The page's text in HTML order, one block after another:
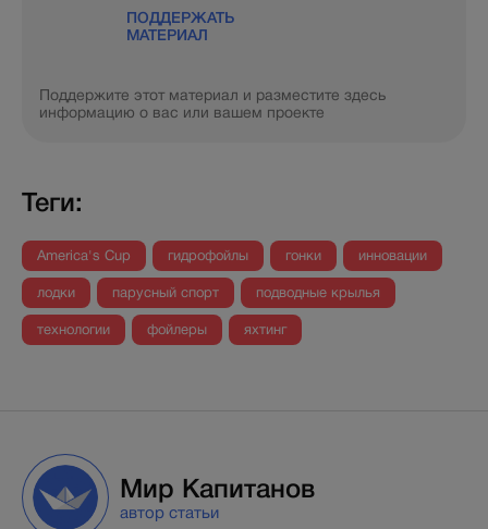
ПОДДЕРЖАТЬ
МАТЕРИАЛ
Поддержите этот материал и разместите здесь
информацию о вас или вашем проекте
Теги:
America's Cup гидрофойлы гонки инновации
лодки парусный спорт подводные крылья
технологии фойлеры яхтинг
Мир Капитанов
автор статьи